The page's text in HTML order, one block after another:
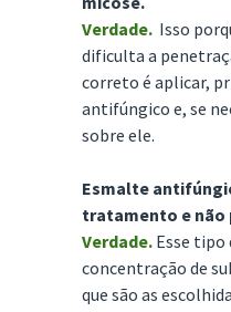
Verdade. Isso
dificulta a
correto é aplicar,
antifúngico e, se
sobre ele.
Esmalte
tratamento e não
Verdade. Esse
concentração de
que são as